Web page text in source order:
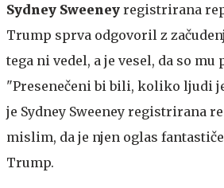
Sydney Sweeney registrirana
Trump sprva odgovoril z
tega ni vedel, a je vesel, da so mu
"Presenečeni bi bili, koliko ljudi
je Sydney Sweeney registrirana
mislim, da je njen oglas
Trump.